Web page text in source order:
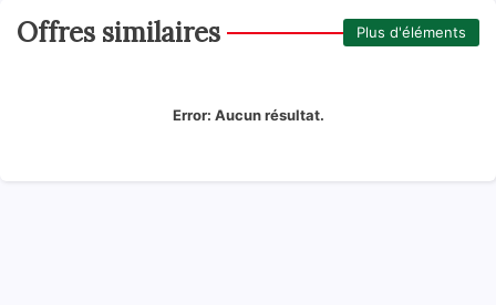
Offres similaires Plus d'éléments
Error: Aucun résultat.